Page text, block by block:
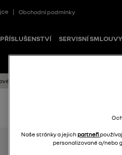
Obchodní podmínky
PŘÍSLUŠENSTVÍ SERVISNÍ SMLOUVY
konzoly – šedý
Naše stránky a jejich partneři
personalizované a/nebo